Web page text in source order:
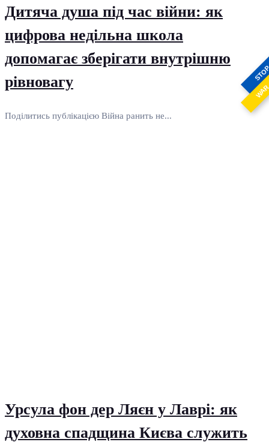
Дитяча душа під час війни: як
цифрова недільна школа
допомагає зберігати внутрішню
рівновагу
Поділитись публікацією Війна ранить не...
Урсула фон дер Ляєн у Лаврі: як
духовна спадщина Києва служить